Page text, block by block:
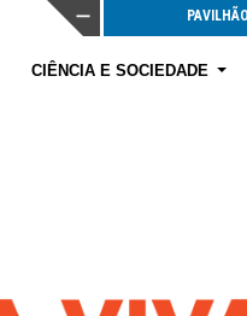
CIÊNCIA E SOCIEDADE